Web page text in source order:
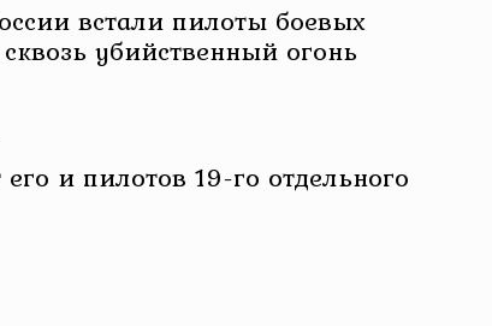
встали пилоты боевых
убийственный огонь
и пилотов 19-го отдельного